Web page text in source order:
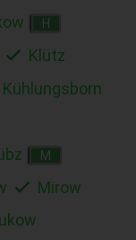
H
Klütz
Kühlungsborn
M
Mirow